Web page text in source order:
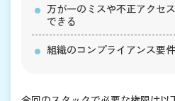
万が一のミスや不正アクセ
できる
組織のコンプライアンス要